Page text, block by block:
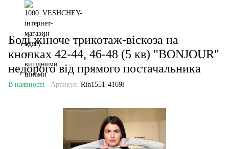
Боді жіноче трикотаж-віскоза на
кнопках 42-44, 46-48 (5 кв) "BONJOUR"
недорого від прямого постачальника
В наявності Артикул: Rin1551-4169i